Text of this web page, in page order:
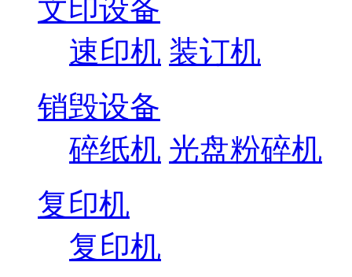
文印设备
速印机 装订机
销毁设备
碎纸机 光盘粉碎机
复印机
复印机